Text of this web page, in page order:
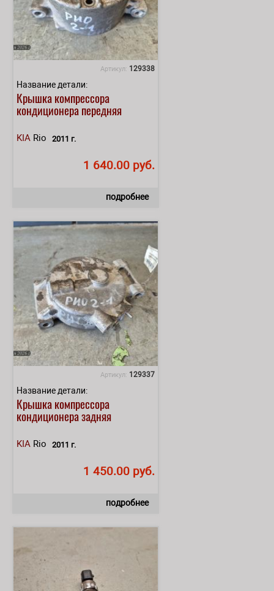
Артикул: 129338
Название детали:
Крышка компрессора
кондиционера передняя
KIA Rio 2011 г.
1 640.00 руб.
подробнее
Артикул: 129337
Название детали:
Крышка компрессора
кондиционера задняя
KIA Rio 2011 г.
1 450.00 руб.
подробнее